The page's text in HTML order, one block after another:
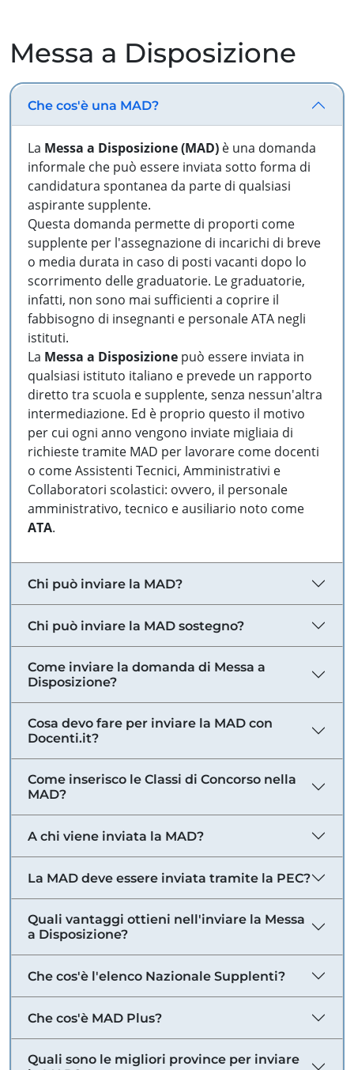
Messa a Disposizione
Che cos'è una MAD?
La Messa a Disposizione (MAD) è una domanda
informale che può essere inviata sotto forma di
candidatura spontanea da parte di qualsiasi
aspirante supplente.
Questa domanda permette di proporti come
supplente per l'assegnazione di incarichi di breve
o media durata in caso di posti vacanti dopo lo
scorrimento delle graduatorie. Le graduatorie,
infatti, non sono mai sufficienti a coprire il
fabbisogno di insegnanti e personale ATA negli
istituti.
La Messa a Disposizione può essere inviata in
qualsiasi istituto italiano e prevede un rapporto
diretto tra scuola e supplente, senza nessun'altra
intermediazione. Ed è proprio questo il motivo
per cui ogni anno vengono inviate migliaia di
richieste tramite MAD per lavorare come docenti
o come Assistenti Tecnici, Amministrativi e
Collaboratori scolastici: ovvero, il personale
amministrativo, tecnico e ausiliario noto come
ATA.
Chi può inviare la MAD?
Chi può inviare la MAD sostegno?
Come inviare la domanda di Messa a
Disposizione?
Cosa devo fare per inviare la MAD con
Docenti.it?
Come inserisco le Classi di Concorso nella
MAD?
A chi viene inviata la MAD?
La MAD deve essere inviata tramite la PEC?
Quali vantaggi ottieni nell'inviare la Messa
a Disposizione?
Che cos'è l'elenco Nazionale Supplenti?
Che cos'è MAD Plus?
Quali sono le migliori province per inviare